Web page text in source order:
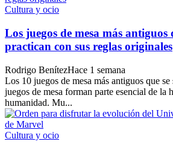
Cultura y ocio
Los juegos de mesa más antiguos
practican con sus reglas originales
Rodrigo BenítezHace 1 semana
Los 10 juegos de mesa más antiguos que
juegos de mesa forman parte esencial de la
humanidad. Mu...
Cultura y ocio